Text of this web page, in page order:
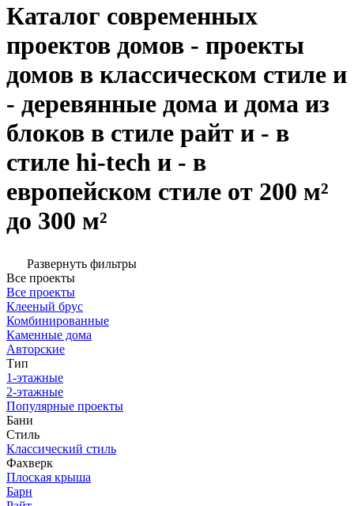
Каталог современных
проектов домов - проекты
домов в классическом стиле и
- деревянные дома и дома из
блоков в стиле райт и - в
стиле hi-tech и - в
европейском стиле от 200 м²
до 300 м²
Развернуть фильтры
Все проекты
Все проекты
Клееный брус
Комбинированные
Каменные дома
Авторские
Тип
1-этажные
2-этажные
Популярные проекты
Бани
Стиль
Классический стиль
Фахверк
Плоская крыша
Барн